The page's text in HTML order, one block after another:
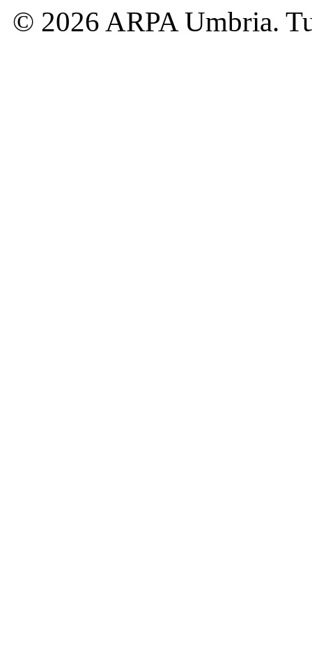
© 2026 ARPA Umbria.